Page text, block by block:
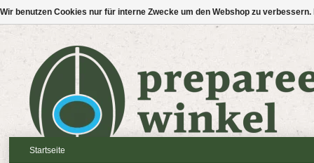
Startseite
Wir benutzen Cookies nur für interne Zwecke um den Webshop zu